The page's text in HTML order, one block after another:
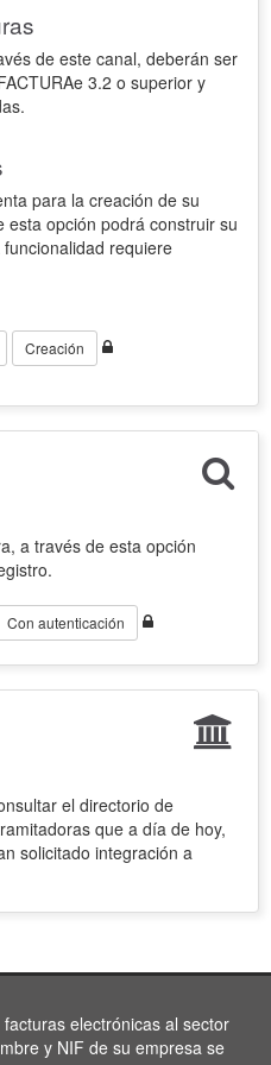
de este canal, deberán ser
3.2 o superior y
para la creación de su
opción podrá construir su
requiere
Creación
a través de esta opción
Con autenticación
el directorio de
que a día de hoy,
solicitado integración a
electrónicas al sector
y NIF de su empresa se